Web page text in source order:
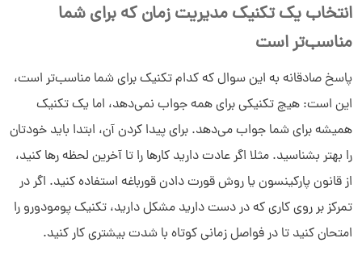
انتخاب یک تکنیک مدیریت زمان که برای شما
مناسب‌تر است
پاسخ صادقانه به این سوال که کدام تکنیک برای شما مناسب‌تر است،
این است: هیچ تکنیکی برای همه جواب نمی‌دهد، اما یک تکنیک
همیشه برای شما جواب می‌دهد. برای پیدا کردن آن، ابتدا باید خودتان
را بهتر بشناسید. مثلا اگر عادت دارید کارها را تا آخرین لحظه رها کنید،
از قانون پارکینسون یا روش قورت دادن قورباغه استفاده کنید. اگر در
تمرکز بر روی کاری که در دست دارید مشکل دارید، تکنیک پومودورو را
امتحان کنید تا در فواصل زمانی کوتاه با شدت بیشتری کار کنید.